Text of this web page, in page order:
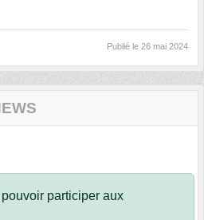
Publié le 26 mai 2024
participer aux